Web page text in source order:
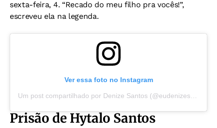
sexta-feira, 4. “Recado do meu filho pra vocês!”,
escreveu ela na legenda.
Ver essa foto no Instagram
Prisão de Hytalo Santos